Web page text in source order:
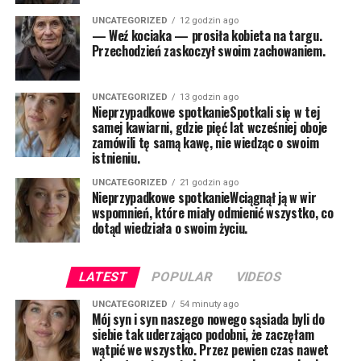
UNCATEGORIZED 12 godzin ago
— Weź kociaka — prosiła kobieta na targu.
Przechodzień zaskoczył swoim zachowaniem.
UNCATEGORIZED 13 godzin ago
Nieprzypadkowe spotkanieSpotkali się w tej
samej kawiarni, gdzie pięć lat wcześniej oboje
zamówili tę samą kawę, nie wiedząc o swoim
istnieniu.
UNCATEGORIZED 21 godzin ago
Nieprzypadkowe spotkanieWciągnął ją w wir
wspomnień, które miały odmienić wszystko, co
dotąd wiedziała o swoim życiu.
LATEST POPULAR VIDEOS
UNCATEGORIZED 54 minuty ago
Mój syn i syn naszego nowego sąsiada byli do
siebie tak uderzająco podobni, że zaczęłam
wątpić we wszystko. Przez pewien czas nawet